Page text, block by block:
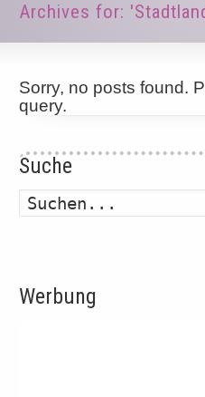
Archives for:
Sorry, no posts found.
query.
Suche
Werbung